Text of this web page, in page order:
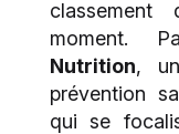
classement
moment.
Nutrition,
prévention
qui se